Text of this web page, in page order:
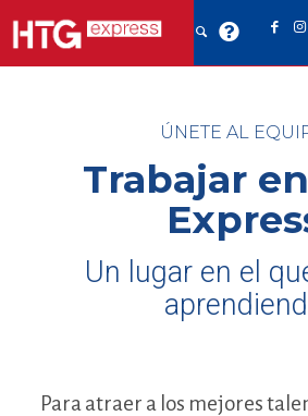
ÚNETE AL
Trabajar
Un lugar en el
Para atraer a los mejores